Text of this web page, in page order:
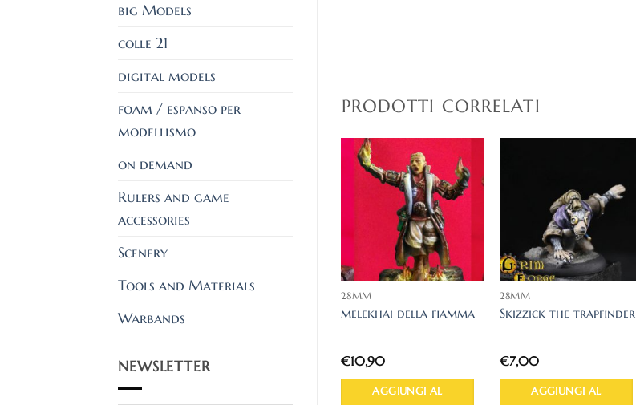
big Models
colle 21
digital models
foam / espanso per
modellismo
on demand
Rulers and game
accessories
Scenery
Tools and Materials
Warbands
NEWSLETTER
PRODOTTI CORRELATI
28MM
melekhai della fiamma
€10,90
AGGIUNGI AL
28MM
Skizzick the trapfinder
€7,00
AGGIUNGI AL
Scudi delle vecchie
AGGIUNGI AL
Ursus il bastione
€10,90